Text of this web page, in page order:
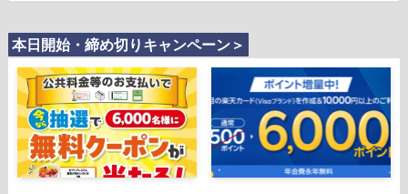
本日開始・締め切りキャンペーン＞